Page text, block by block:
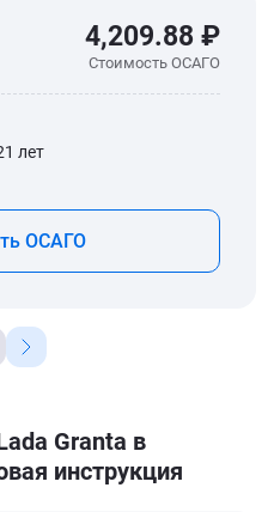
4,209.88 ₽
Стоимость ОСАГО
лет
ОСАГО
Granta в
инструкция